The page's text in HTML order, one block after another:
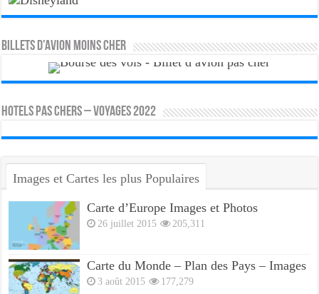
Billets d’avion moins cher
HOTELS PAS CHERS – VOYAGES 2022
Images et Cartes les plus Populaires
Carte d’Europe Images et Photos
26 juillet 2015 205,311
Carte du Monde – Plan des Pays – Images
3 août 2015 177,279